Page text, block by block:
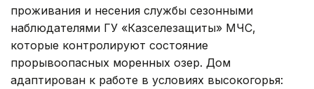
проживания и несения службы сезонными
наблюдателями ГУ «Казселезащиты» МЧС,
которые контролируют состояние
прорывоопасных моренных озер. Дом
адаптирован к работе в условиях высокогорья: